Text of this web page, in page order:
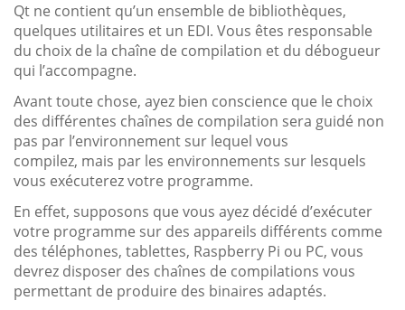
Qt ne contient qu’un ensemble de bibliothèques,
quelques utilitaires et un EDI. Vous êtes responsable
du choix de la chaîne de compilation et du débogueur
qui l’accompagne.
Avant toute chose, ayez bien conscience que le choix
des différentes chaînes de compilation sera guidé non
pas par l’environnement sur lequel vous
compilez, mais par les environnements sur lesquels
vous exécuterez votre programme.
En effet, supposons que vous ayez décidé d’exécuter
votre programme sur des appareils différents comme
des téléphones, tablettes, Raspberry Pi ou PC, vous
devrez disposer des chaînes de compilations vous
permettant de produire des binaires adaptés.